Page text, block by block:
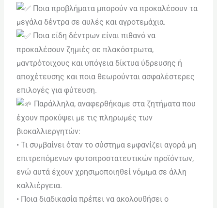
Ποια προβλήματα μπορούν να προκαλέσουν τα
μεγάλα δέντρα σε αυλές και αγροτεμάχια.
Ποια είδη δέντρων είναι πιθανό να
προκαλέσουν ζημιές σε πλακόστρωτα,
μαντρότοιχους και υπόγεια δίκτυα ύδρευσης ή
αποχέτευσης και ποια θεωρούνται ασφαλέστερες
επιλογές για φύτευση.
Παράλληλα, αναφερθήκαμε στα ζητήματα που
έχουν προκύψει με τις πληρωμές των
βιοκαλλιεργητών:
• Τι συμβαίνει όταν το σύστημα εμφανίζει αγορά μη
επιτρεπόμενων φυτοπροστατευτικών προϊόντων,
ενώ αυτά έχουν χρησιμοποιηθεί νόμιμα σε άλλη
καλλιέργεια.
• Ποια διαδικασία πρέπει να ακολουθήσει ο
Compliance
Check
plugin
enhance
accessibility.